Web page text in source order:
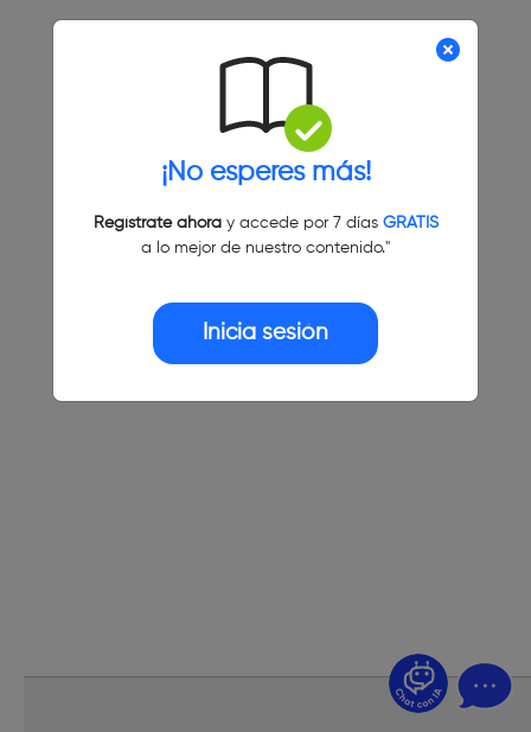
¡No esperes más!
Regístrate ahoray accede por 7 días GRATIS
a lo mejor de nuestro contenido."
Inicia sesión